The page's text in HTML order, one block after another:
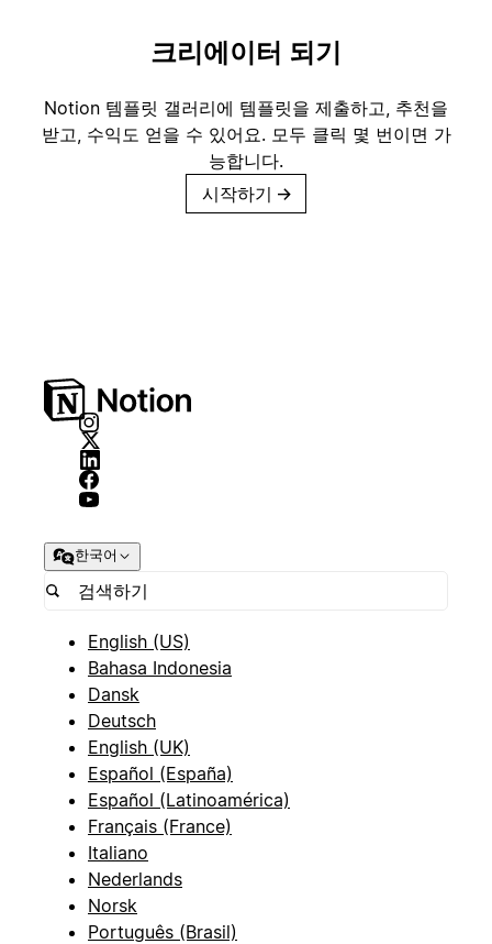
크리에이터 되기
Notion 템플릿 갤러리에 템플릿을 제출하고, 추천을
받고, 수익도 얻을 수 있어요. 모두 클릭 몇 번이면 가
능합니다.
시작하기 →
한국어
English (US)
Bahasa Indonesia
Dansk
Deutsch
English (UK)
Español (España)
Español (Latinoamérica)
Français (France)
Italiano
Nederlands
Norsk
Português (Brasil)